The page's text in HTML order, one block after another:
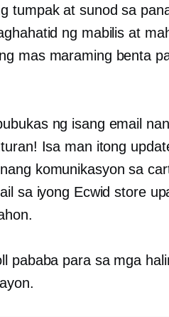
tumpak at sunod sa
ng mabilis at
mas maraming benta
ng isang email
Isa man itong
komunikasyon sa
sa iyong Ecwid store
pababa para sa mga